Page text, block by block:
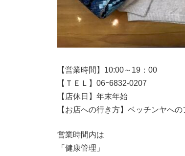
【営業時間】10:00～19：00
【ＴＥＬ】06ｰ6832-0207
【店休日】年末年始
【お店への行き方】ベッチンヤへの
営業時間内は
「健康管理」